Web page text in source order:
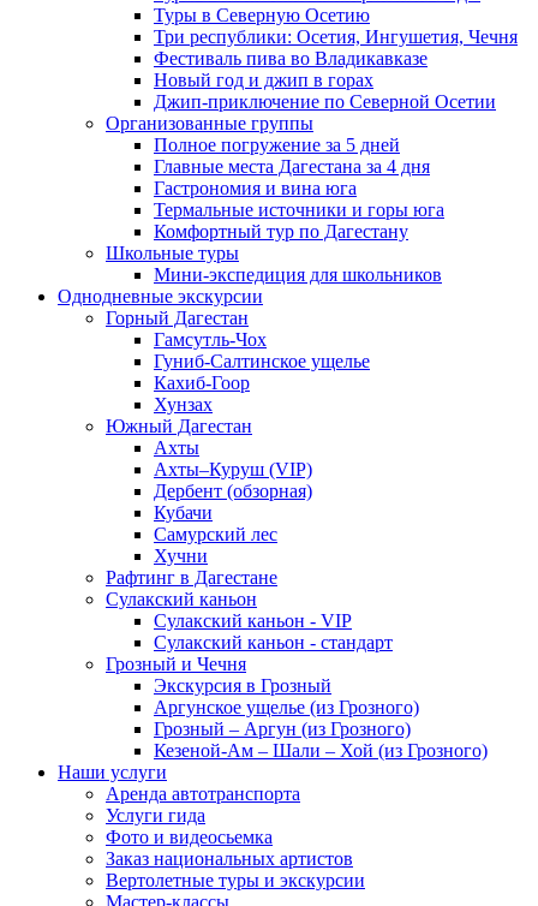
Туры в Северную Осетию
Три республики: Осетия, Ингушетия, Чечня
Фестиваль пива во Владикавказе
Новый год и джип в горах
Джип-приключение по Северной Осетии
Организованные группы
Полное погружение за 5 дней
Главные места Дагестана за 4 дня
Гастрономия и вина юга
Термальные источники и горы юга
Комфортный тур по Дагестану
Школьные туры
Мини-экспедиция для школьников
Однодневные экскурсии
Горный Дагестан
Гамсутль-Чох
Гуниб-Салтинское ущелье
Кахиб-Гоор
Хунзах
Южный Дагестан
Ахты
Ахты–Куруш (VIP)
Дербент (обзорная)
Кубачи
Самурский лес
Хучни
Рафтинг в Дагестане
Сулакский каньон
Сулакский каньон - VIP
Сулакский каньон - стандарт
Грозный и Чечня
Экскурсия в Грозный
Аргунское ущелье (из Грозного)
Грозный – Аргун (из Грозного)
Кезеной-Ам – Шали – Хой (из Грозного)
Наши услуги
Аренда автотранспорта
Услуги гида
Фото и видеосьемка
Заказ национальных артистов
Вертолетные туры и экскурсии
Мастер-классы